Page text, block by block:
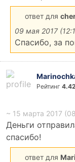
ответ для
09 мая 2017
Спасибо, за
Рейтинг 4.42
~ 15 марта 2017
Деньги
спасибо!
ответ для